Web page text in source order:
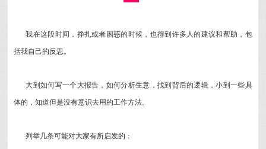
我在这段时间，挣扎或者困惑的时候，也得到许多人的建议和帮助，包
括我自己的反思。
大到如何写一个大报告，如何分析生意，找到背后的逻辑，小到一些具
体的，知道但是没有意识去用的工作方法。
列举几条可能对大家有所启发的：